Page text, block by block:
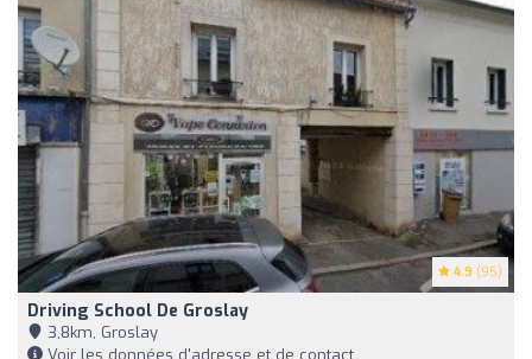
4.9 (95)
Driving School De Groslay
3,8km, Groslay
Voir les données d'adresse et de contact